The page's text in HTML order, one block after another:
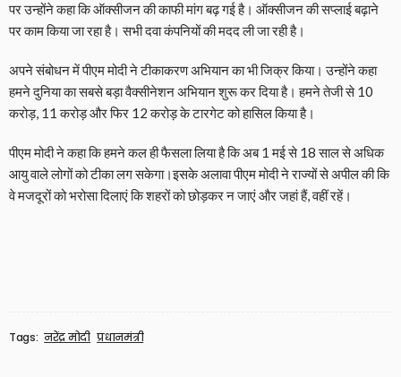
पर उन्होंने कहा कि ऑक्सीजन की काफी मांग बढ़ गई है। ऑक्सीजन की सप्लाई बढ़ाने
पर काम किया जा रहा है। सभी दवा कंपनियों की मदद ली जा रही है।
अपने संबोधन में पीएम मोदी ने टीकाकरण अभियान का भी जिक्र किया। उन्होंने कहा
हमने दुनिया का सबसे बड़ा वैक्सीनेशन अभियान शुरू कर दिया है। हमने तेजी से 10
करोड़, 11 करोड़ और फिर 12 करोड़ के टारगेट को हासिल किया है।
पीएम मोदी ने कहा कि हमने कल ही फैसला लिया है कि अब 1 मई से 18 साल से अधिक
आयु वाले लोगों को टीका लग सकेगा।इसके अलावा पीएम मोदी ने राज्यों से अपील की कि
वे मजदूरों को भरोसा दिलाएं कि शहरों को छोड़कर न जाएं और जहां हैं, वहीं रहें।
Tags: नरेंद्र मोदी प्रधानमंत्री